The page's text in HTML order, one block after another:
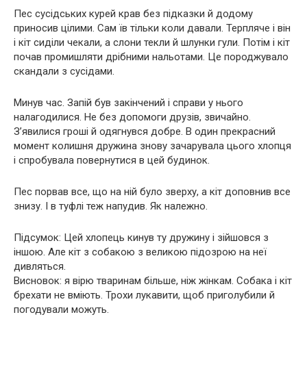
Пес сусідських курей крав без підказки й додому
приносив цілими. Сам їв тільки коли давали. Терпляче і він
і кіт сиділи чекали, а слони текли й шлунки гули. Потім і кіт
почав промишляти дрібними нальотами. Це породжувало
скандали з сусідами.
Минув час. Запій був закінчений і справи у нього
налагодилися. Не без допомоги друзів, звичайно.
З’явилися гроші й одягнувся добре. В один прекрасний
момент колишня дружина знову зачарувала цього хлопця
і спробувала повернутися в цей будинок.
Пес порвав все, що на ній було зверху, а кіт доповнив все
знизу. І в туфлі теж напудив. Як належно.
Підсумок: Цей хлопець кинув ту дружину і зійшовся з
іншою. Але кіт з собакою з великою підозрою на неї
дивляться.
Висновок: я вірю тваринам більше, ніж жінкам. Собака і кіт
брехати не вміють. Трохи лукавити, щоб приголубили й
погодували можуть.